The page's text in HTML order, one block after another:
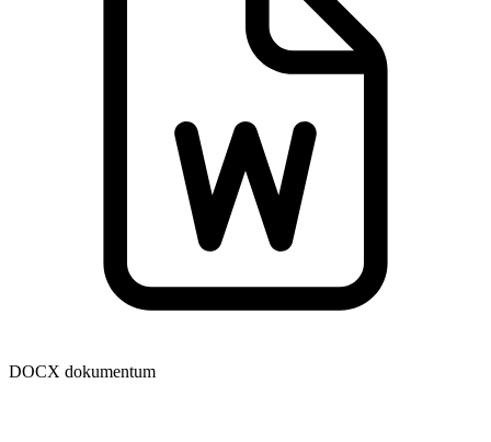
DOCX dokumentum